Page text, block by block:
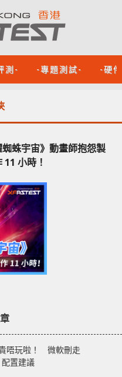
測- -專題測試- -硬
蛛宇宙》動畫師抱怨製
小時！
唔玩啦！ 微軟刪走
置建議